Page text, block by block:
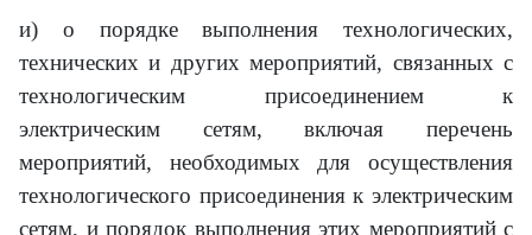
и) о порядке выполнения технологических,
технических и других мероприятий, связанных с
технологическим присоединением к
электрическим сетям, включая перечень
мероприятий, необходимых для осуществления
технологического присоединения к электрическим
сетям, и порядок выполнения этих мероприятий с